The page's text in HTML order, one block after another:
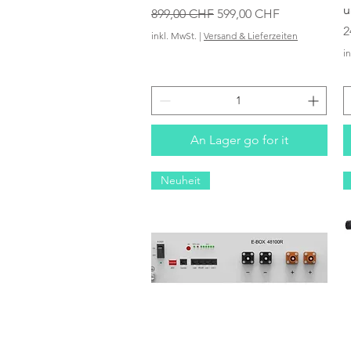
Standardpreis
899,00 CHF Sale-Preis
599,00 CHF
inkl. MwSt. | Versand & Lieferzeiten
An Lager go for it
Neuheit